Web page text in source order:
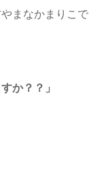
まなかまりこで
か？？」